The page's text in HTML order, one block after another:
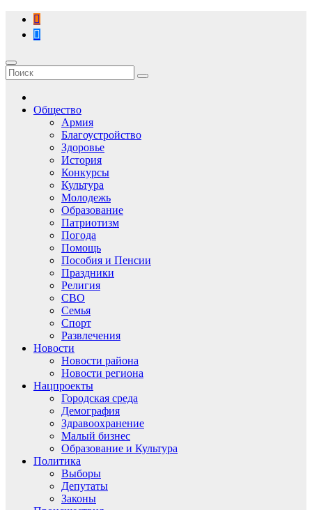
Перейти
содержимому
Общество
Армия
Благоустройство
Здоровье
История
Конкурсы
Культура
Молодежь
Образование
Патриотизм
Погода
Помощь
Пособия и Пенсии
Праздники
Религия
СВО
Семья
Спорт
Развлечения
Новости
Новости района
Новости региона
Нацпроекты
Городская среда
Демография
Здравоохранение
Малый бизнес
Образование и Культура
Политика
Выборы
Депутаты
Законы